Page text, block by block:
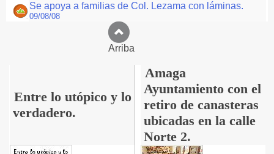
Se apoya a familias de Col. Lezama con láminas.
09/08/08
Arriba
Entre lo utópico y lo
verdadero.
Amaga
Ayuntamiento con el
retiro de canasteras
ubicadas en la calle
Norte 2.